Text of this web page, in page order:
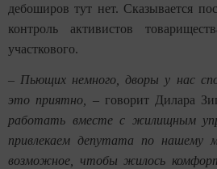
дебоширов тут нет. Сказывается
контроль активистов
участкового.
– Пьющих немного, дворы у нас
это приятно,
– говорит Дилара
работать вместе с жилищным
привлекаем депутата по нашему
возможное, чтобы жилось